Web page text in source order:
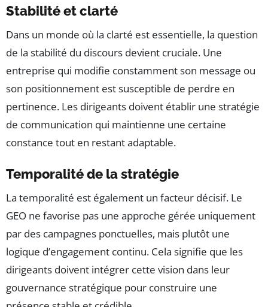
Stabilité et clarté
Dans un monde où la clarté est essentielle, la question
de la stabilité du discours devient cruciale. Une
entreprise qui modifie constamment son message ou
son positionnement est susceptible de perdre en
pertinence. Les dirigeants doivent établir une stratégie
de communication qui maintienne une certaine
constance tout en restant adaptable.
Temporalité de la stratégie
La temporalité est également un facteur décisif. Le
GEO ne favorise pas une approche gérée uniquement
par des campagnes ponctuelles, mais plutôt une
logique d’engagement continu. Cela signifie que les
dirigeants doivent intégrer cette vision dans leur
gouvernance stratégique pour construire une